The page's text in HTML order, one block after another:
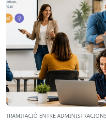
TRAMITACIÓ ENTRE